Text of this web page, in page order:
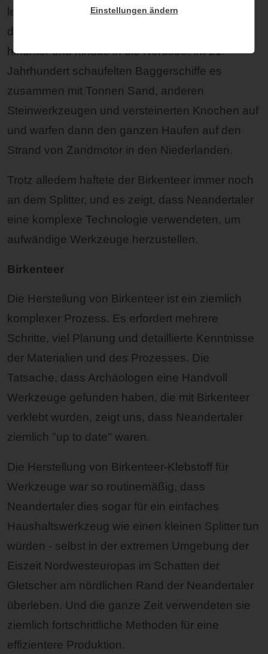
leichter greifen zu können. Schließlich spülte
dieses Werkzeug den Rhein oder die Maas
hinunter und hinaus in die Nordsee. Im 21.
Jahrhundert schaufelten Baggerschiffe es
zusammen mit Tonnen Sand, anderen
Steinwerkzeugen und versteinerten Knochen auf
und warfen dann den ganzen Haufen auf den
Strand von Zandmotor in den Niederlanden.
Trotz alledem haftete der Birkenteer immer noch
an dem Splitter, und es zeigt, dass Neandertaler
eine komplexe Technologie verwendeten, um
aufwändige Werkzeuge herzustellen.
Birkenteer
Die Herstellung von Birkenteer ist ein ziemlich
komplexer Prozess. Es erfordert mehrere
Schritte, viel Planung und detaillierte Kenntnisse
der Materialien und des Prozesses. Die
Tatsache, dass Archäologen eine Handvoll
Werkzeuge gefunden haben, die mit Birkenteer
verklebt wurden, zeigt uns, dass Neandertaler
ziemlich "up to date" waren.
Die Herstellung von Birkenteer-Klebstoff für
Werkzeuge war so routinemäßig, dass
Neandertaler dies sogar für ein einfaches
Haushaltswerkzeug wie einen kleinen Splitter tun
würden - selbst in der extremen Umgebung der
Eiszeit Nordwesteuropas im Schatten der
Gletscher am nördlichen Rand der Neandertaler
überleben. Und die ganze Zeit verwendeten sie
ziemlich fortschrittliche Methoden für eine
effizientere Produktion.
Einstellungen ändern